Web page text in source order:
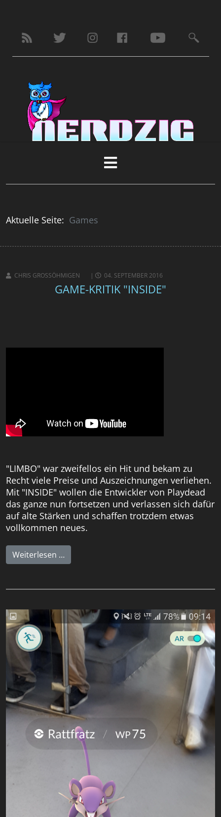
Aktuelle Seite: Games
CHRIS GROSSÖHMIGEN 04. SEPTEMBER 2016
GAME-KRITIK "INSIDE"
"LIMBO" war zweifellos ein Hit und bekam zu
Recht viele Preise und Auszeichnungen verliehen.
Mit "INSIDE" wollen die Entwickler von Playdead
das ganze nun fortsetzen und verlassen sich dafür
auf alte Stärken und schaffen trotzdem etwas
vollkommen neues.
Weiterlesen …